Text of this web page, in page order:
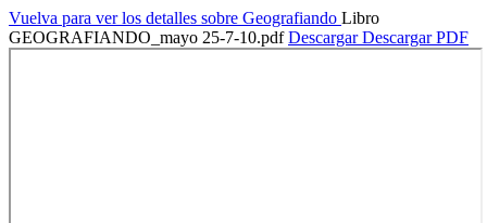
Vuelva para ver los detalles sobre Geografiando Libro
GEOGRAFIANDO_mayo 25-7-10.pdfDescargarDescargar PDF